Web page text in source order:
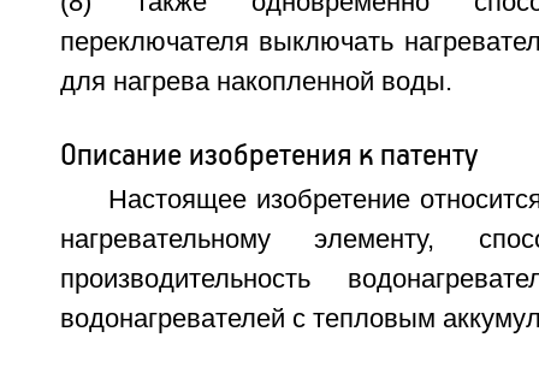
переключателя выключать
для нагрева накопленной воды.
Описание изобретения к патенту
Настоящее изобретение
нагревательному элементу,
производительность
водонагревателей с тепловым